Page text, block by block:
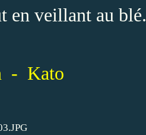
en veillant au blé.
- Kato